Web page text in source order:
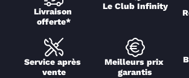
Livraison
offerte*
Le Club Infinity
Service après
vente
Meilleurs prix
garantis